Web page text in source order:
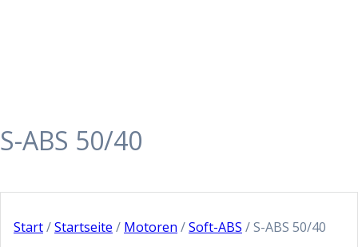
S-ABS 50/40
Start/Startseite / Motoren /Soft-ABS / S-ABS 50/40